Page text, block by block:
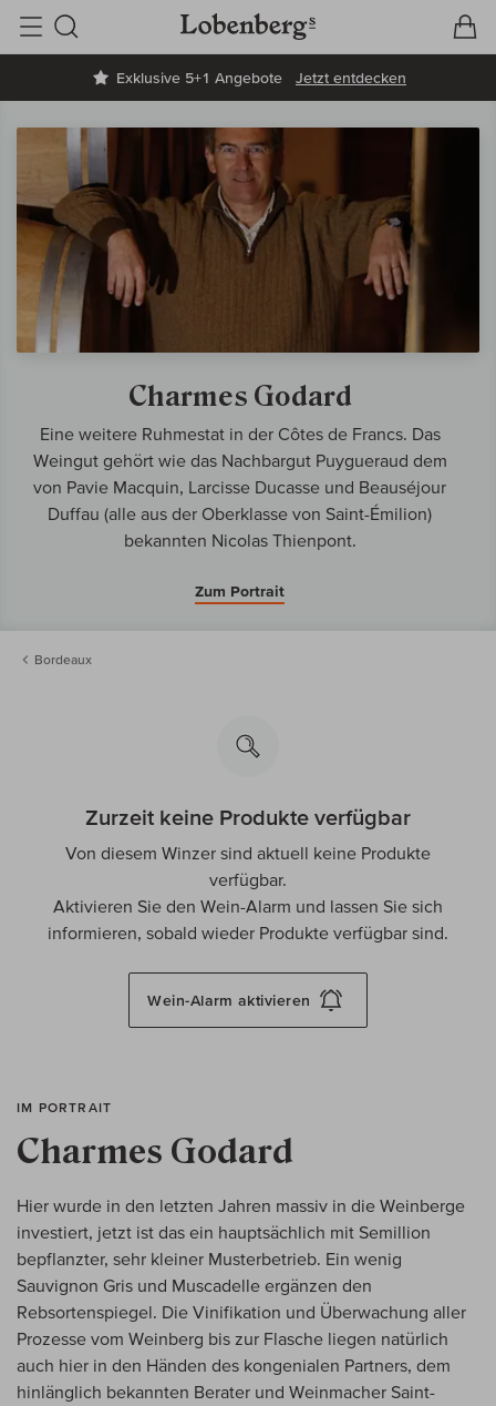
Exklusive 5+1 Angebote Jetzt entdecken
Suche
Charmes Godard
Eine weitere Ruhmestat in der Côtes de Francs. Das
Weingut gehört wie das Nachbargut Puygueraud dem
von Pavie Macquin, Larcisse Ducasse und Beauséjour
Duffau (alle aus der Oberklasse von Saint-Émilion)
bekannten Nicolas Thienpont.
Zum Portrait
Bordeaux
Zurzeit keine Produkte verfügbar
Von diesem Winzer sind aktuell keine Produkte
verfügbar.
Aktivieren Sie den Wein-Alarm und lassen Sie sich
informieren, sobald wieder Produkte verfügbar sind.
Wein-Alarm aktivieren
IM PORTRAIT
Charmes Godard
Hier wurde in den letzten Jahren massiv in die Weinberge
investiert, jetzt ist das ein hauptsächlich mit Semillion
bepflanzter, sehr kleiner Musterbetrieb. Ein wenig
Sauvignon Gris und Muscadelle ergänzen den
Rebsortenspiegel. Die Vinifikation und Überwachung aller
Prozesse vom Weinberg bis zur Flasche liegen natürlich
auch hier in den Händen des kongenialen Partners, dem
hinlänglich bekannten Berater und Weinmacher Saint-